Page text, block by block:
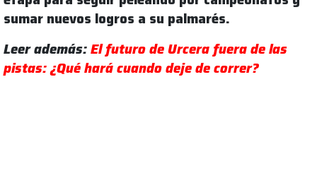
sumar nuevos logros a su palmarés.
Leer además:El futuro de Urcera fuera de las
pistas: ¿Qué hará cuando deje de correr?